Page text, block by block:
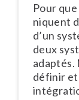
Pour
ni­quent
d’un
deux
adaptés.
définir